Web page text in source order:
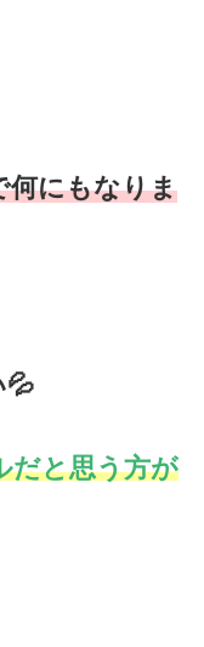
何にもなりま
💦
だと思う方が